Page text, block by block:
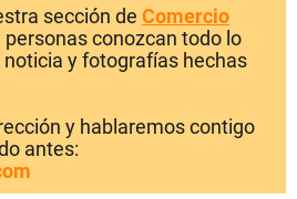
sección de Comercio
personas conozcan todo lo
y fotografías hechas
y hablaremos contigo
antes: